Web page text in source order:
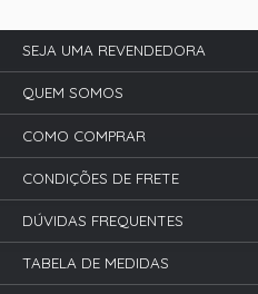
SEJA UMA REVENDEDORA
QUEM SOMOS
COMO COMPRAR
CONDIÇÕES DE FRETE
DÚVIDAS FREQUENTES
TABELA DE MEDIDAS